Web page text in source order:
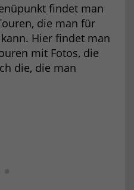
findet man
die man für
Hier findet man
mit Fotos, die
die, die man